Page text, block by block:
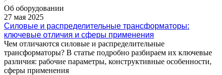
Об оборудовании
27 мая 2025
Силовые и распределительные трансформаторы:
ключевые отличия и сферы применения
Чем отличаются силовые и распределительные
трансформаторы? В статье подробно разбираем их ключевые
различия: рабочие параметры, конструктивные особенности,
сферы применения